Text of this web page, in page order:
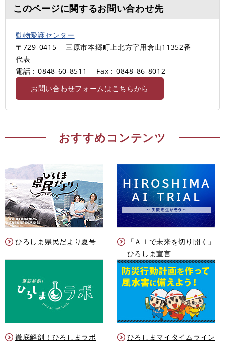
このページに関するお問い合わせ先
動物愛護センター
〒729-0415
三原市本郷町上北方字用倉山11352番
代表
電話：0848-60-8511
Fax：0848-86-8012
お問い合わせフォームはこちらから
おすすめコンテンツ
ひろしま県民だより夏号
「ＡＩで未来を切り開く」
ひろしま宣言
徹底解剖！ひろしまラボ ひろしまマイタイムライン